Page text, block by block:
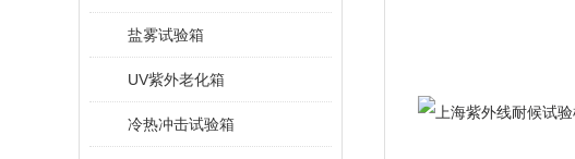
盐雾试验箱
UV紫外老化箱
冷热冲击试验箱